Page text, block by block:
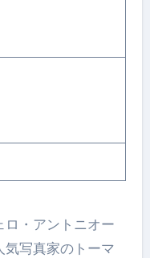
・アントニオー
写真家のトーマ